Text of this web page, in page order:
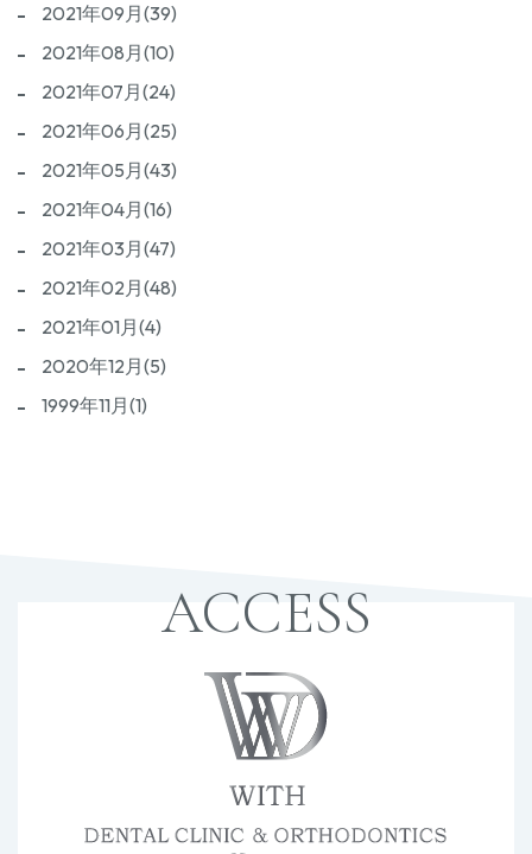
2021年09月(39)
2021年08月(10)
2021年07月(24)
2021年06月(25)
2021年05月(43)
2021年04月(16)
2021年03月(47)
2021年02月(48)
2021年01月(4)
2020年12月(5)
1999年11月(1)
ACCESS